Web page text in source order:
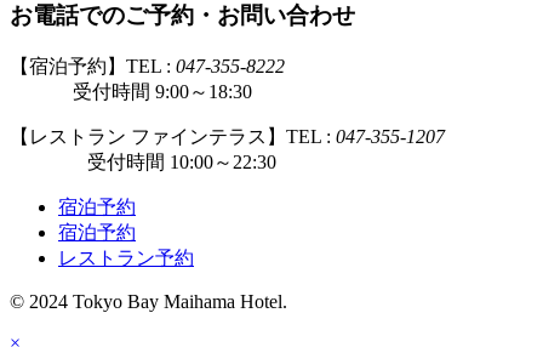
お電話でのご予約・お問い合わせ
【宿泊予約】TEL : 047-355-8222
受付時間 9:00～18:30
【レストラン ファインテラス】TEL : 047-355-1207
受付時間 10:00～22:30
宿泊予約
宿泊予約
レストラン予約
© 2024 Tokyo Bay Maihama Hotel.
×